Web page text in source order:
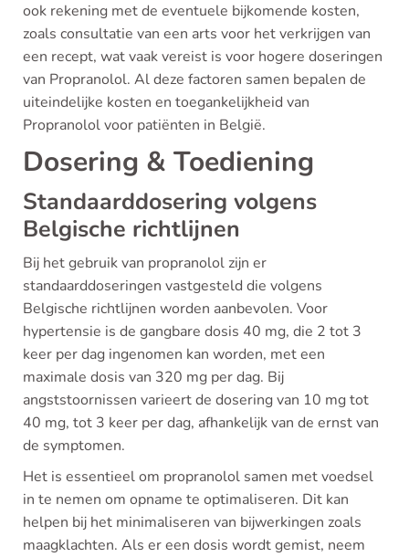
ook rekening met de eventuele bijkomende kosten,
zoals consultatie van een arts voor het verkrijgen van
een recept, wat vaak vereist is voor hogere doseringen
van Propranolol. Al deze factoren samen bepalen de
uiteindelijke kosten en toegankelijkheid van
Propranolol voor patiënten in België.
Dosering & Toediening
Standaarddosering volgens
Belgische richtlijnen
Bij het gebruik van propranolol zijn er
standaarddoseringen vastgesteld die volgens
Belgische richtlijnen worden aanbevolen. Voor
hypertensie is de gangbare dosis 40 mg, die 2 tot 3
keer per dag ingenomen kan worden, met een
maximale dosis van 320 mg per dag. Bij
angststoornissen varieert de dosering van 10 mg tot
40 mg, tot 3 keer per dag, afhankelijk van de ernst van
de symptomen.
Het is essentieel om propranolol samen met voedsel
in te nemen om opname te optimaliseren. Dit kan
helpen bij het minimaliseren van bijwerkingen zoals
maagklachten. Als er een dosis wordt gemist, neem